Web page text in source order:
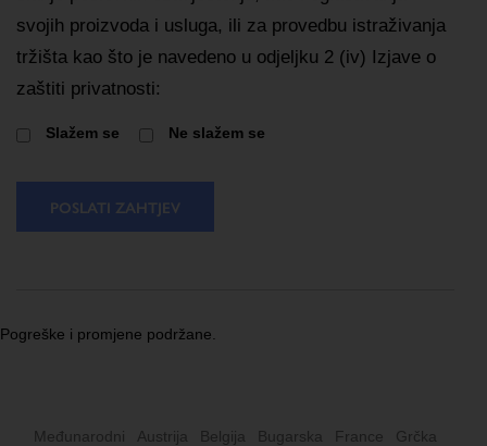
svojih proizvoda i usluga, ili za provedbu istraživanja
tržišta kao što je navedeno u odjeljku 2 (iv) Izjave o
zaštiti privatnosti:
Slažem se Ne slažem se
POSLATI ZAHTJEV
Pogreške i promjene podržane.
Međunarodni Austrija Belgija Bugarska France
Grčka